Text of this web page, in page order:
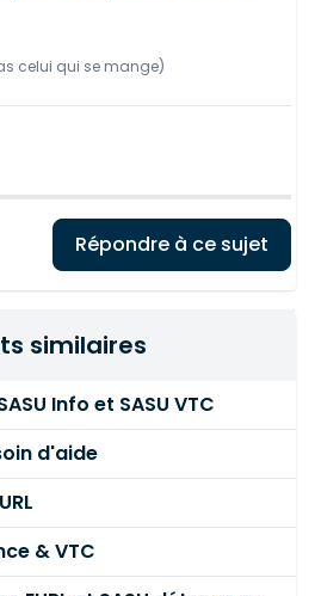
celui qui se mange)
Répondre à ce sujet
similaires
Info et SASU VTC
d'aide
& VTC